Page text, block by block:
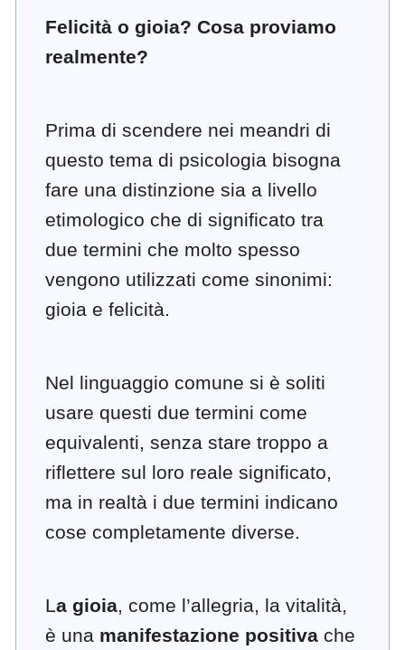
Felicità o gioia? Cosa proviamo
realmente?
Prima di scendere nei meandri di
questo tema di psicologia bisogna
fare una distinzione sia a livello
etimologico che di significato tra
due termini che molto spesso
vengono utilizzati come sinonimi:
gioia e felicità.
Nel linguaggio comune si è soliti
usare questi due termini come
equivalenti, senza stare troppo a
riflettere sul loro reale significato,
ma in realtà i due termini indicano
cose completamente diverse.
La gioia, come l’allegria, la vitalità,
è una manifestazione positiva che